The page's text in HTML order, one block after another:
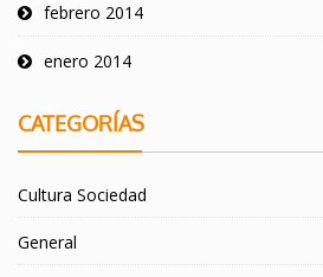
febrero 2014
enero 2014
CATEGORÍAS
Cultura Sociedad
General